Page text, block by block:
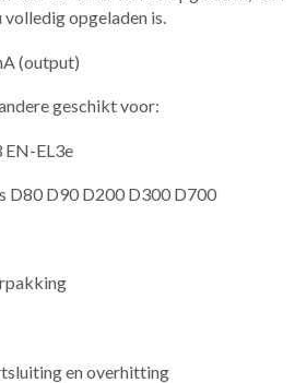
opgeladen is.
(output)
geschikt voor:
EL3e
D80 D90 D200 D300 D700
en overhitting